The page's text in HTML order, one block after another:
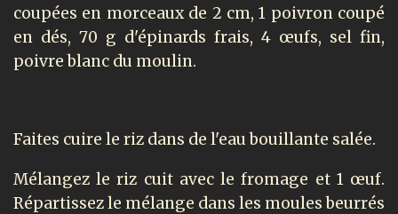
coupées en morceaux de 2 cm, 1 poivron coupé
en dés, 70 g d'épinards frais, 4 œufs, sel fin,
poivre blanc du moulin.
Faites cuire le riz dans de l'eau bouillante salée.
Mélangez le riz cuit avec le fromage et 1 œuf.
Répartissez le mélange dans les moules beurrés